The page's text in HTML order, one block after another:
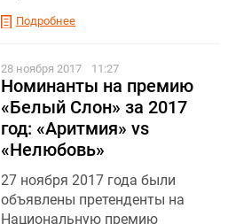
Подробнее
28 ноября 2017 11:27
Номинанты на премию
«Белый Слон» за 2017
год: «Аритмия» vs
«Нелюбовь»
27 ноября 2017 года были
объявлены претенденты на
Национальную премию